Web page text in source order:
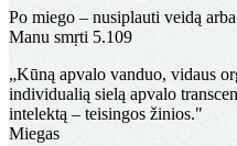
Po miego – nusiplauti veidą
Manu smṛti 5.109
„Kūną apvalo vanduo, vidaus
individualią sielą apvalo
intelektą – teisingos žinios."
Miegas